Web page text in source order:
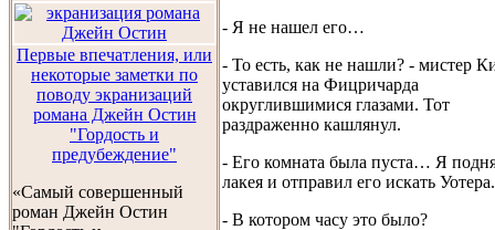
Первые впечатления, или
некоторые заметки по
поводу экранизаций
романа Джейн Остин
"Гордость и
предубеждение"
«Самый совершенный
роман Джейн Остин
- Я не нашел его…
- То есть, как не нашли? - мистер
уставился на Фицричарда
округлившимися глазами. Тот
раздраженно кашлянул.
- Его комната была пуста… Я
лакея и отправил его искать Уотера.
- В котором часу это было?